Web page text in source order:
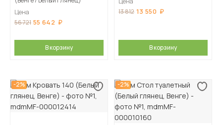
Цена
56 721 55 642
В корзину
13 812 13 550
В корзину
-2% -2%